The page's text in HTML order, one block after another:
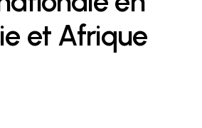
et Afrique